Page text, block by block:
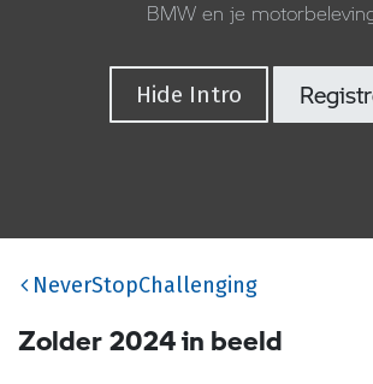
BMW en je
Hide Intro
NeverStopChallenging
Zolder 2024 in beeld